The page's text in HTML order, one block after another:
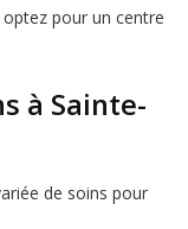
pour un centre
à Sainte-
de soins pour